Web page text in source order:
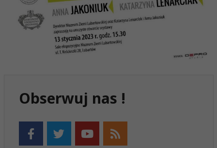
Obserwuj nas !